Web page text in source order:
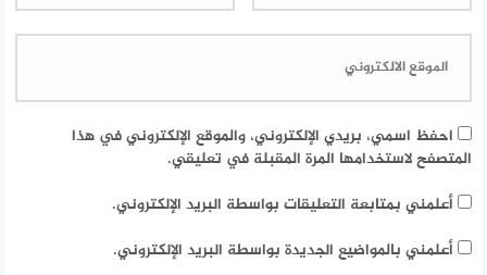
احفظ اسمي، بريدي الإلكتروني، والموقع الإلكتروني في هذا
المتصفح لاستخدامها المرة المقبلة في تعليقي.
أعلمني بمتابعة التعليقات بواسطة البريد الإلكتروني.
أعلمني بالمواضيع الجديدة بواسطة البريد الإلكتروني.